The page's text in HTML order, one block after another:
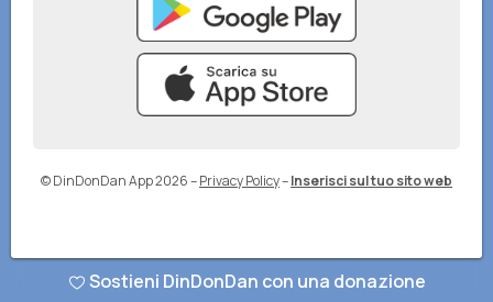
© DinDonDan App 2026–Privacy Policy–Inserisci sul tuo sito web
Sostieni DinDonDan con una donazione